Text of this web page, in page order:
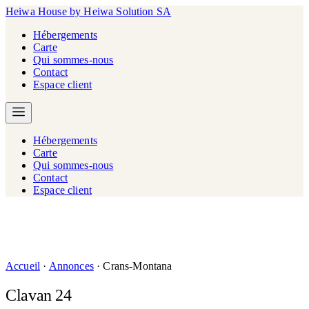
Heiwa House by Heiwa Solution SA
Hébergements
Carte
Qui sommes-nous
Contact
Espace client
Hébergements
Carte
Qui sommes-nous
Contact
Espace client
Accueil · Annonces · Crans-Montana
Clavan 24